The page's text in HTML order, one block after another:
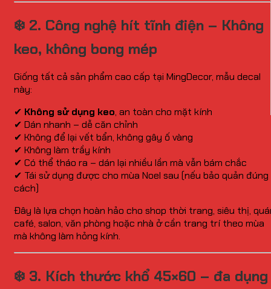
❄️ 2. Công nghệ hít tĩnh điện – Không
keo, không bong mép
Giống tất cả sản phẩm cao cấp tại MingDecor, mẫu decal
này:
✔ Không sử dụng keo, an toàn cho mặt kính
✔ Dán nhanh – dễ căn chỉnh
✔ Không để lại vết bẩn, không gây ố vàng
✔ Không làm trầy kính
✔ Có thể tháo ra – dán lại nhiều lần mà vẫn bám chắc
✔ Tái sử dụng được cho mùa Noel sau (nếu bảo quản đúng
cách)
Đây là lựa chọn hoàn hảo cho shop thời trang, siêu thị,
café, salon, văn phòng hoặc nhà ở cần trang trí theo mùa
mà không làm hỏng kính.
❄️ 3. Kích thước khổ 45×60 – đa dụng